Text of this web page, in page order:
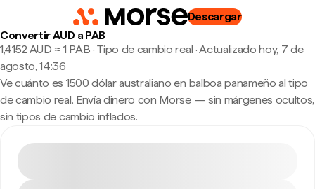
Descargar
Convertir AUD a PAB
1,4152 AUD ≈ 1 PAB · Tipo de cambio real ·Actualizado hoy, 7 de
agosto, 14:36
Ve cuánto es 1500 dólar australiano en balboa panameño al tipo
de cambio real. Envía dinero con Morse — sin márgenes ocultos,
sin tipos de cambio inflados.